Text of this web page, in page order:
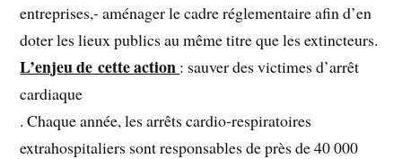
entreprises,- aménager le cadre réglementaire afin d’en
doter les lieux publics au même titre que les extincteurs.
L’enjeu de cette action : sauver des victimes d’arrêt
cardiaque
. Chaque année, les arrêts cardio-respiratoires
extrahospitaliers sont responsables de près de 40 000